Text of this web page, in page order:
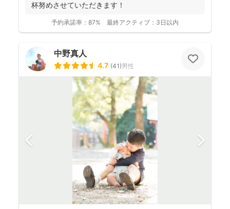
杯努めさせていただきます！
予約承諾率： 87% 最終アクティブ： 3日以内
中野真人
4.7 (41)男性